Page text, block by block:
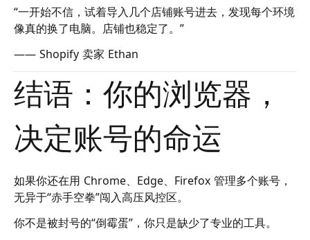
“一开始不信，试着导入几个店铺账号进去，发现每个环境
像真的换了电脑。店铺也稳定了。”
—— Shopify 卖家 Ethan
结语：你的浏览器，
决定账号的命运
如果你还在用 Chrome、Edge、Firefox 管理多个账号，
无异于“赤手空拳”闯入高压风控区。
你不是被封号的“倒霉蛋”，你只是缺少了专业的工具。